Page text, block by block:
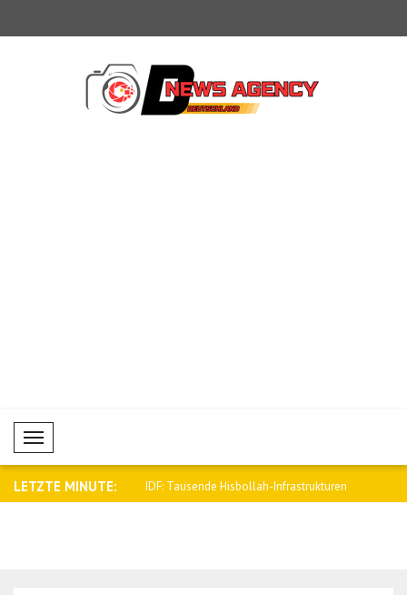
Mobil Menü
LETZTE MINUTE:
den Familien der IDF: Tausende Hisbollah-Infrastrukturen